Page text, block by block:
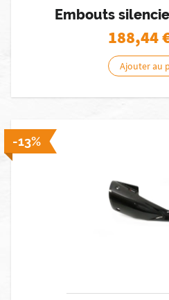
Embouts
188,44
Ajouter au
-13%